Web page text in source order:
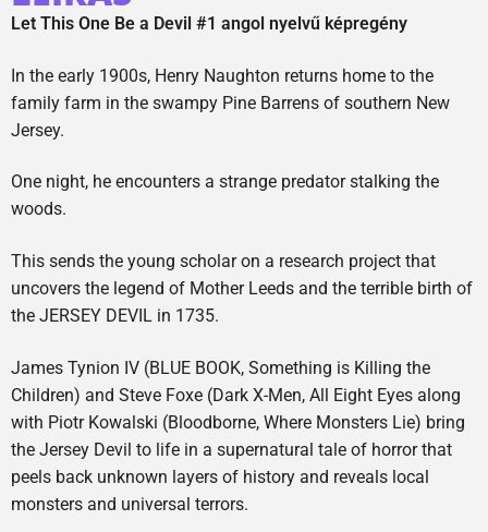
Let This One Be a Devil #1 angol nyelvű képregény
In the early 1900s, Henry Naughton returns home to the
family farm in the swampy Pine Barrens of southern New
Jersey.
One night, he encounters a strange predator stalking the
woods.
This sends the young scholar on a research project that
uncovers the legend of Mother Leeds and the terrible birth of
the JERSEY DEVIL in 1735.
James Tynion IV (BLUE BOOK, Something is Killing the
Children) and Steve Foxe (Dark X-Men, All Eight Eyes along
with Piotr Kowalski (Bloodborne, Where Monsters Lie) bring
the Jersey Devil to life in a supernatural tale of horror that
peels back unknown layers of history and reveals local
monsters and universal terrors.